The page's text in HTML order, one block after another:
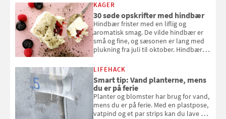
KAGER
30 søde opskrifter med hindbær
Hindbær frister med en liflig og
aromatisk smag. De vilde hindbær er
små og fine, og sæsonen er lang med
plukning fra juli til oktober. Hindbær
kan bruge dine hindbær i alt fra
bagværk og salater til is og syltning.
LIFEHACK
Smart tip: Vand planterne, mens
du er på ferie
Planter og blomster har brug for vand,
mens du er på ferie. Med en plastpose,
vatpind og et par strips kan du lave dit